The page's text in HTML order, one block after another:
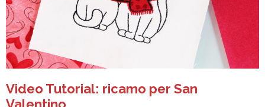
Video Tutorial: ricamo per San
Valentino